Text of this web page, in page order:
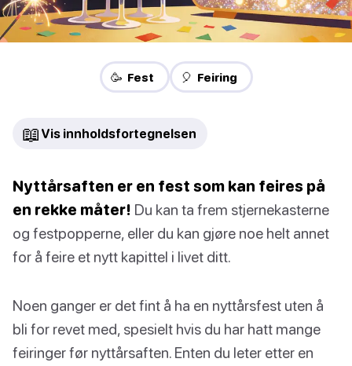
🥳 Fest 🎈 Feiring
📖 Vis innholdsfortegnelsen
Nyttårsaften er en fest som kan feires på
en rekke måter! Du kan ta frem stjernekasterne
og festpopperne, eller du kan gjøre noe helt annet
for å feire et nytt kapittel i livet ditt.
Noen ganger er det fint å ha en nyttårsfest uten å
bli for revet med, spesielt hvis du har hatt mange
feiringer før nyttårsaften. Enten du leter etter en